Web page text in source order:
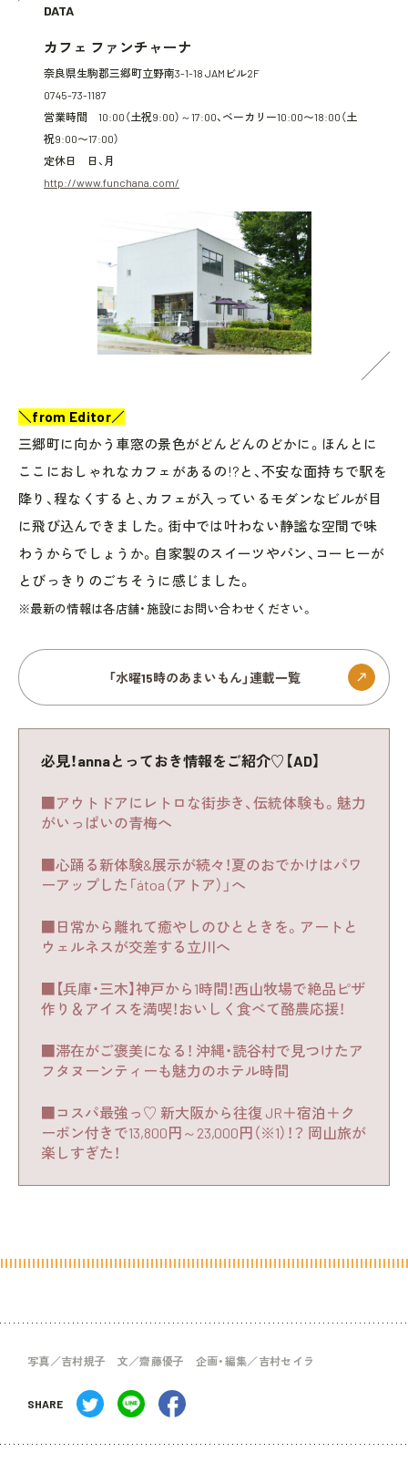
DATA
カフェ ファンチャーナ
奈良県生駒郡三郷町立野南3-1-18 JAMビル2F
0745-73-1187
営業時間 10:00（土祝9:00）～17:00、ベーカリー10:00〜18:00（土
祝9:00〜17:00）
定休日 日、月
http://www.funchana.com/
＼from Editor／
三郷町に向かう車窓の景色がどんどんのどかに。ほんとに
ここにおしゃれなカフェがあるの!?と、不安な面持ちで駅を
降り、程なくすると、カフェが入っているモダンなビルが目
に飛び込んできました。街中では叶わない静謐な空間で味
わうからでしょうか。自家製のスイーツやパン、コーヒーが
とびっきりのごちそうに感じました。
※最新の情報は各店舗・施設にお問い合わせください。
「水曜15時のあまいもん」連載一覧
必見！annaとっておき情報をご紹介♡【AD】
■アウトドアにレトロな街歩き、伝統体験も。魅力
がいっぱいの青梅へ
■心踊る新体験&展示が続々！夏のおでかけはパワ
ーアップした「átoa（アトア）」へ
■日常から離れて癒やしのひとときを。アートと
ウェルネスが交差する立川へ
■【兵庫・三木】神戸から1時間！西山牧場で絶品ピザ
作り＆アイスを満喫！おいしく食べて酪農応援！
■滞在がご褒美になる！ 沖縄・読谷村で見つけたア
フタヌーンティーも魅力のホテル時間
■コスパ最強っ♡ 新大阪から往復 JR＋宿泊＋ク
ーポン付きで13,800円～23,000円（※1）！？ 岡山旅が
楽しすぎた！
写真／吉村規子 文／齋藤優子 企画・編集／吉村セイラ
SHARE